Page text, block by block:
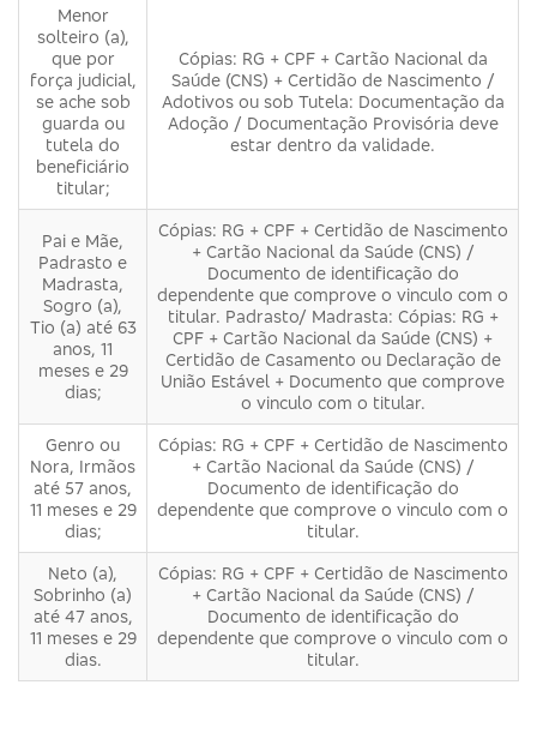
Menor
solteiro (a),
que por
força judicial,
se ache sob
guarda ou
tutela do
beneficiário
titular;
Cópias: RG + CPF + Cartão Nacional da
Saúde (CNS) + Certidão de Nascimento /
Adotivos ou sob Tutela: Documentação da
Adoção / Documentação Provisória deve
estar dentro da validade.
Pai e Mãe,
Padrasto e
Madrasta,
Sogro (a),
Tio (a) até 63
anos, 11
meses e 29
dias;
Cópias: RG + CPF + Certidão de Nascimento
+ Cartão Nacional da Saúde (CNS) /
Documento de identificação do
dependente que comprove o vinculo com o
titular. Padrasto/ Madrasta: Cópias: RG +
CPF + Cartão Nacional da Saúde (CNS) +
Certidão de Casamento ou Declaração de
União Estável + Documento que comprove
o vinculo com o titular.
Genro ou
Nora, Irmãos
até 57 anos,
11 meses e 29
dias;
Cópias: RG + CPF + Certidão de Nascimento
+ Cartão Nacional da Saúde (CNS) /
Documento de identificação do
dependente que comprove o vinculo com o
titular.
Neto (a),
Sobrinho (a)
até 47 anos,
11 meses e 29
dias.
Cópias: RG + CPF + Certidão de Nascimento
+ Cartão Nacional da Saúde (CNS) /
Documento de identificação do
dependente que comprove o vinculo com o
titular.